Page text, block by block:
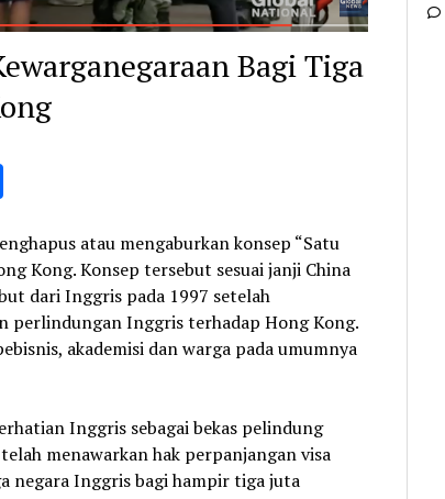
Bagi Tiga
Share
atau mengaburkan konsep “Satu
Kong. Konsep tersebut sesuai janji China
dari Inggris pada 1997 setelah
perlindungan Inggris terhadap Hong Kong.
akademisi dan warga pada umumnya
Inggris sebagai bekas pelindung
menawarkan hak perpanjangan visa
negara Inggris bagi hampir tiga juta